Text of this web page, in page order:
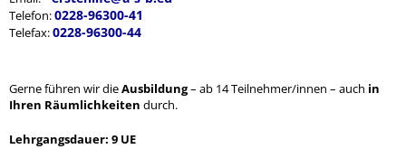
Telefon:0228-96300-41
Telefax:0228-96300-44
Gerne führen wir dieAusbildung– ab 14 Teilnehmer/innen – auch in
Ihren Räumlichkeiten durch.
Lehrgangsdauer: 9 UE